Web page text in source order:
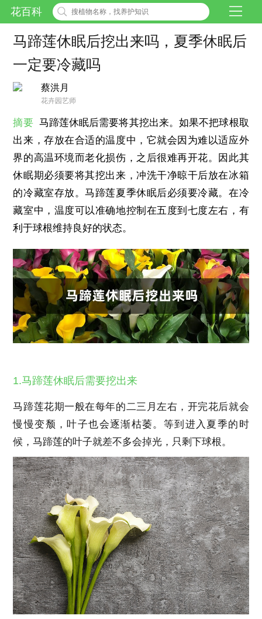
花百科
马蹄莲休眠后挖出来吗，夏季休眠后
一定要冷藏吗
蔡洪月
花卉园艺师
摘要 马蹄莲休眠后需要将其挖出来。如果不把球根取
出来，存放在合适的温度中，它就会因为难以适应外
界的高温环境而老化损伤，之后很难再开花。因此其
休眠期必须要将其挖出来，冲洗干净晾干后放在冰箱
的冷藏室存放。马蹄莲夏季休眠后必须要冷藏。在冷
藏室中，温度可以准确地控制在五度到七度左右，有
利于球根维持良好的状态。
1.马蹄莲休眠后需要挖出来
马蹄莲花期一般在每年的二三月左右，开完花后就会
慢慢变颓，叶子也会逐渐枯萎。等到进入夏季的时
候，马蹄莲的叶子就差不多会掉光，只剩下球根。